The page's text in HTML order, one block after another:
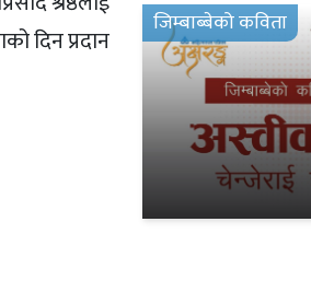
दिन प्रदान
जिम्बाब्बेको कविता